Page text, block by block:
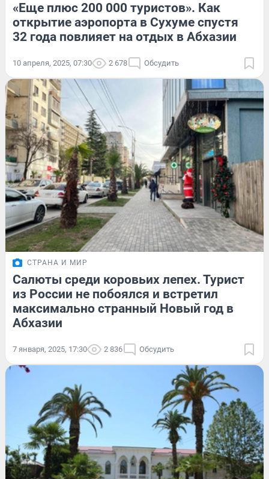
«Еще плюс 200 000 туристов». Как
открытие аэропорта в Сухуме спустя
32 года повлияет на отдых в Абхазии
10 апреля, 2025, 07:30 2 678 Обсудить
СТРАНА И МИР
Салюты среди коровьих лепех. Турист
из России не побоялся и встретил
максимально странный Новый год в
Абхазии
7 января, 2025, 17:30 2 836 Обсудить